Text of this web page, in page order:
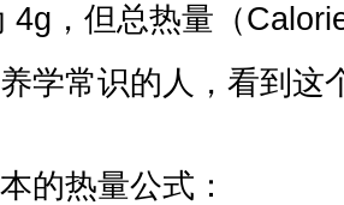
4g，但总热量（
学常识的人，看到这
的热量公式：